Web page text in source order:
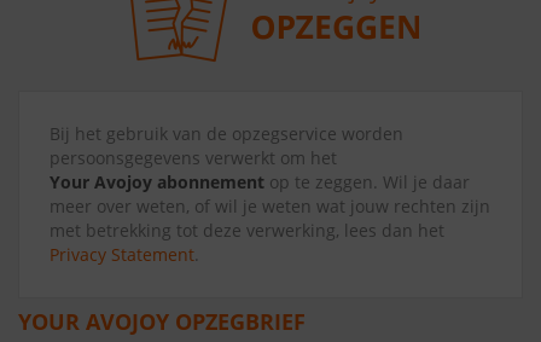
Bij het gebruik van de opzegservice worden
persoonsgegevens verwerkt om het
Your Avojoy abonnement op te zeggen. Wil je daar
meer over weten, of wil je weten wat jouw rechten zijn
met betrekking tot deze verwerking, lees dan het
Privacy Statement.
YOUR AVOJOY OPZEGBRIEF